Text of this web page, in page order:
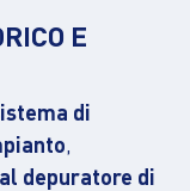
E
di
,
depuratore di